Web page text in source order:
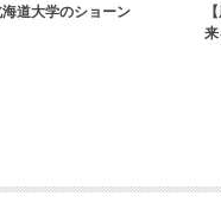
道大学のショーン